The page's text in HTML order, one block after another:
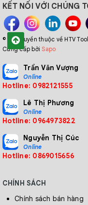
KẾT NỐI VỚI CHÚNG
© Bản quyền thuộc về HTV
Cung cấp bởiSapo
Trần Văn Vượng
Online
Hotline: 0982121555
Lê Thị Phương
Online
Hotline: 0964973822
Nguyễn Thị Cúc
Online
Hotline: 0869015656
CHÍNH SÁCH
Chính sách bán hàng